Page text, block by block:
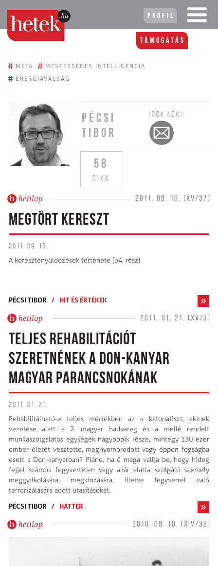
Profil
Támogatás
# META # MESTERSÉGES INTELLIGENCIA
# ENERGIAVÁLSÁG
PÉCSI
TIBOR
ÍROK NEKI:
58
CIKK
hetilap 2011. 09. 16. (XV/37)
MEGTÖRT KERESZT
2011. 09. 15.
A keresztényüldözések története (34. rész)
PÉCSI TIBOR / HIT ÉS ÉRTÉKEK
hetilap 2011. 01. 21. (XV/3)
TELJES REHABILITÁCIÓT
SZERETNÉNEK A DON-KANYAR
MAGYAR PARANCSNOKÁNAK
2011. 01. 21.
Rehabilitálható-e teljes mértékben az a katonatiszt, akinek
vezetése alatt a 2. magyar hadsereg és a mellé rendelt
munkaszolgálatos egységek nagyobbik része, mintegy 130 ezer
ember életét vesztette, megnyomorodott vagy éppen fogságba
esett a Don-kanyarban? Pláne, ha ő maga vallja be, hogy hideg
fejjel számos fegyvertelen vagy akár alatta szolgáló személy
meggyilkolására, megkínzására, illetve fegyverrel való
terrorizálására adott utasításokat.
PÉCSI TIBOR
/ HÁTTÉR
hetilap 2010. 09. 10. (XIV/36)